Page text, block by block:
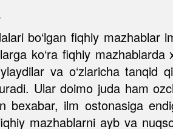
bo‘lgan fiqhiy mazhablar
ko‘ra fiqhiy mazhablarda
va o‘zlaricha tanqid
Ular doimo juda ham
ilm ostonasiga
mazhablarni ayb va